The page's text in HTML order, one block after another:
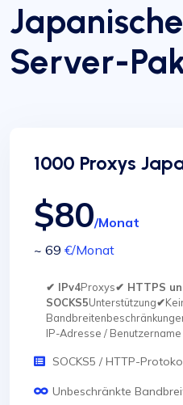
Server-
1000 Proxys
$80/Monat
~ 69 €/Monat
✔ IPv4Proxys✔ HTTPS
SOCKS5Unterstützung✔
IP-Adresse /
SOCKS5 / HTTP-
Unbeschränkte